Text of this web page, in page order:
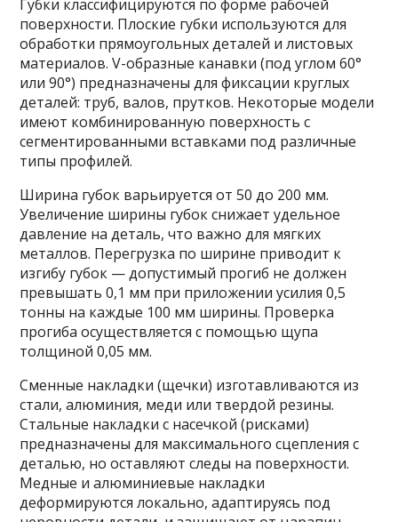
Губки классифицируются по форме рабочей
поверхности. Плоские губки используются для
обработки прямоугольных деталей и листовых
материалов. V-образные канавки (под углом 60°
или 90°) предназначены для фиксации круглых
деталей: труб, валов, прутков. Некоторые модели
имеют комбинированную поверхность с
сегментированными вставками под различные
типы профилей.
Ширина губок варьируется от 50 до 200 мм.
Увеличение ширины губок снижает удельное
давление на деталь, что важно для мягких
металлов. Перегрузка по ширине приводит к
изгибу губок — допустимый прогиб не должен
превышать 0,1 мм при приложении усилия 0,5
тонны на каждые 100 мм ширины. Проверка
прогиба осуществляется с помощью щупа
толщиной 0,05 мм.
Сменные накладки (щечки) изготавливаются из
стали, алюминия, меди или твердой резины.
Стальные накладки с насечкой (рисками)
предназначены для максимального сцепления с
деталью, но оставляют следы на поверхности.
Медные и алюминиевые накладки
деформируются локально, адаптируясь под